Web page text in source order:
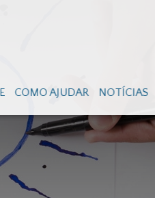
COMO AJUDAR NOTÍCIAS